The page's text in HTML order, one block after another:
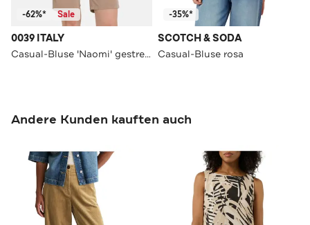
-62%* Sale
0039 ITALY
Casual-Bluse 'Naomi' gestreift
-35%*
SCOTCH & SODA
Casual-Bluse rosa
Andere Kunden kauften auch